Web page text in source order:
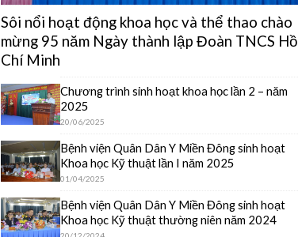
Sôi nổi hoạt động khoa học và thể thao chào
mừng 95 năm Ngày thành lập Đoàn TNCS Hồ
Chí Minh
Chương trình sinh hoạt khoa học lần 2 – năm
2025
20/06/2025
Bệnh viện Quân Dân Y Miền Đông sinh hoạt
Khoa học Kỹ thuật lần I năm 2025
01/04/2025
Bệnh viện Quân Dân Y Miền Đông sinh hoạt
Khoa học Kỹ thuật thường niên năm 2024